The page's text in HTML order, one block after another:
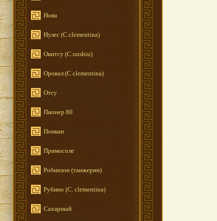
Нова
Нулес (C.clementina)
Окитсу (C.unshiu)
Оровал (C.clementina)
Отсу
Пионер 80
Понкан
Примосоле
Робинзон (танжерин)
Рубино (C. clementina)
Сахарный